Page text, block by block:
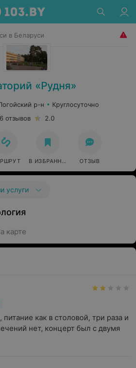
в Беларуси
«Рудня»
р-н
Круглосуточно
6 отзывов
2.0
В ИЗБРАННОЕ ОТЗЫВ
услуги
карте
как в столовой, три раза и
нет, концерт был с двумя